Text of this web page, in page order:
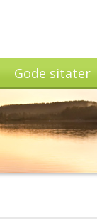
Gode sitater